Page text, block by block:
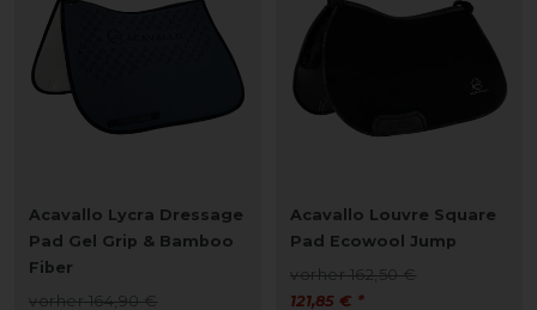
Acavallo Lycra Dressage
Pad Gel Grip & Bamboo
Fiber
vorher 164,90 €
Acavallo Louvre Square
Pad Ecowool Jump
vorher 162,50 €
121,85 € *